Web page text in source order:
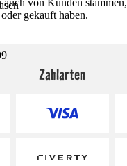
von Kunden
gekauft haben.
Zahlarten